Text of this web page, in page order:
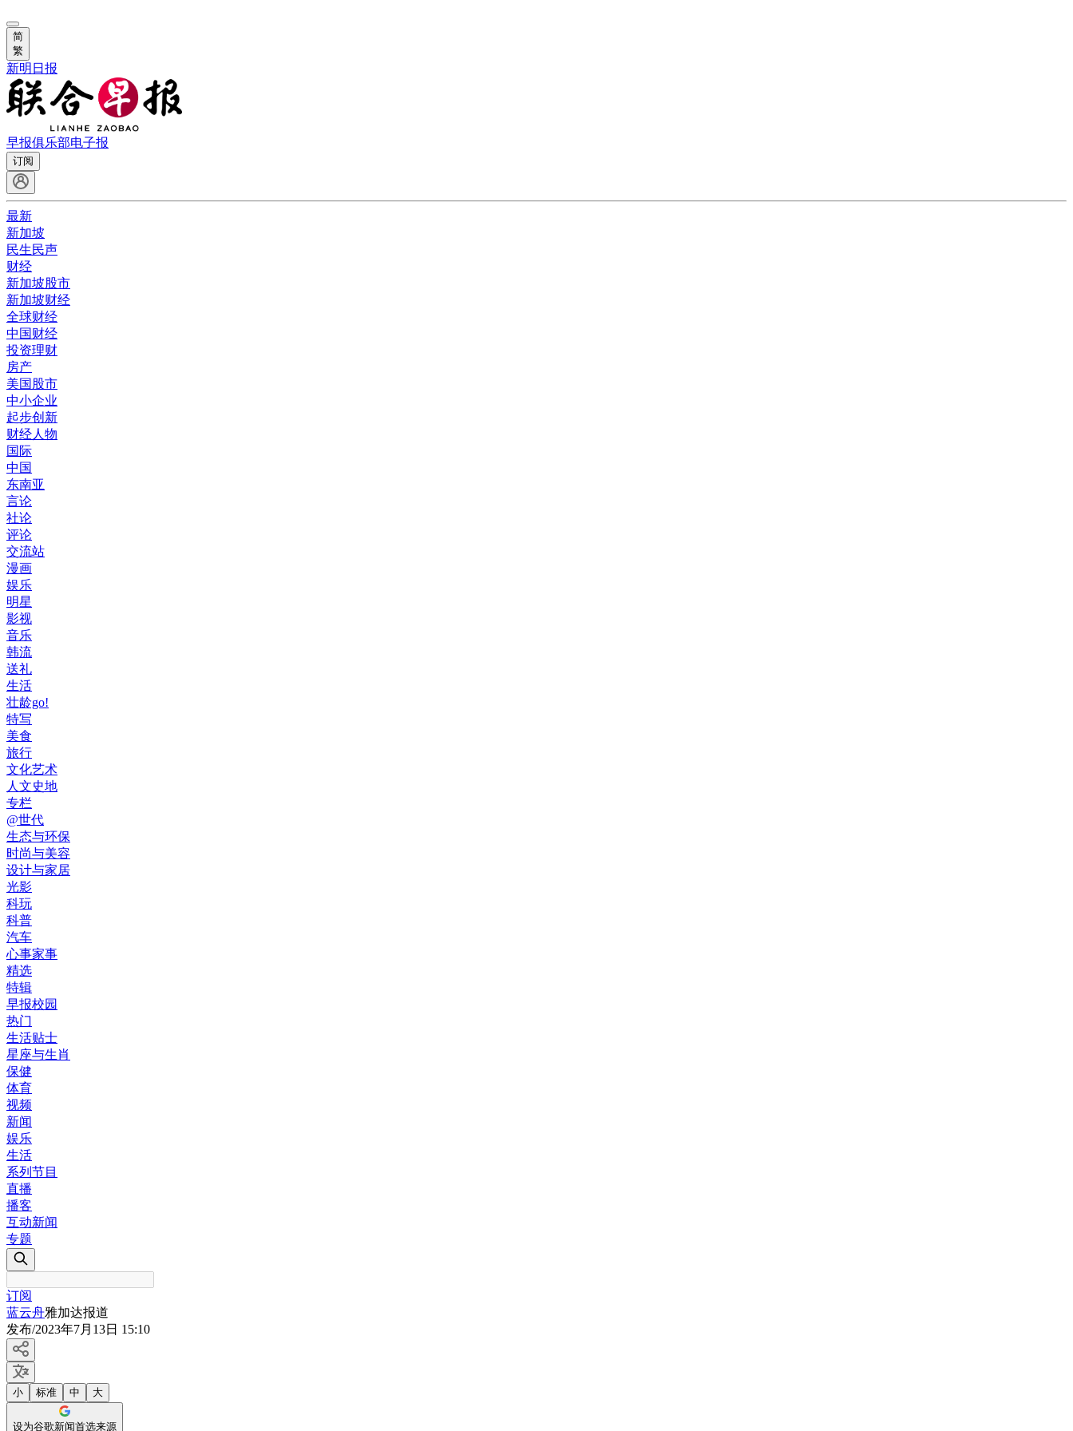
简
繁
新明日报
早报俱乐部电子报
订阅
最新
新加坡
民生民声
财经
新加坡股市
新加坡财经
全球财经
中国财经
投资理财
房产
美国股市
中小企业
起步创新
财经人物
国际
中国
东南亚
言论
社论
评论
交流站
漫画
娱乐
明星
影视
音乐
韩流
送礼
生活
壮龄go!
特写
美食
旅行
文化艺术
人文史地
专栏
@世代
生态与环保
时尚与美容
设计与家居
光影
科玩
科普
汽车
心事家事
精选
特辑
早报校园
热门
生活贴士
星座与生肖
保健
体育
视频
新闻
娱乐
生活
系列节目
直播
播客
互动新闻
专题
订阅
蓝云舟雅加达报道
发布/2023年7月13日 15:10
小 标准 中 大
设为谷歌新闻首选来源